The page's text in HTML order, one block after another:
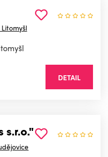
Litomyšl
DETAIL
s.r.o."